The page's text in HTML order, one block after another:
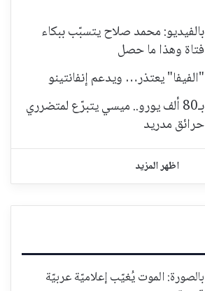
بالفيديو: محمد صلاح يتسبّب ببكاء
فتاة وهذا ما حصل
"الفيفا" يعتذر… ويدعم إنفانتينو
بـ80 ألف يورو.. ميسي يتبرّع لمتضرري
حرائق مدريد
اظهر المزيد
بالصورة: الموت يُغيّب إعلاميّة عربيّة